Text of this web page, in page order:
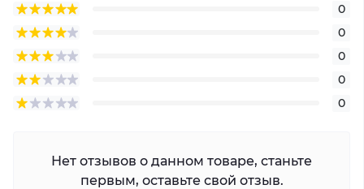
0
0
0
0
0
Нет отзывов о данном товаре, станьте
первым, оставьте свой отзыв.